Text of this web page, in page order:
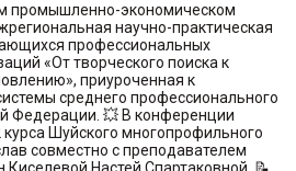
промышленно-экономическом
научно-практическая
профессиональных
«От творческого поиска к
приуроченная к
среднего профессионального
Федерации. 💥 В конференции
курса Шуйского многопрофильного
совместно с преподавателем